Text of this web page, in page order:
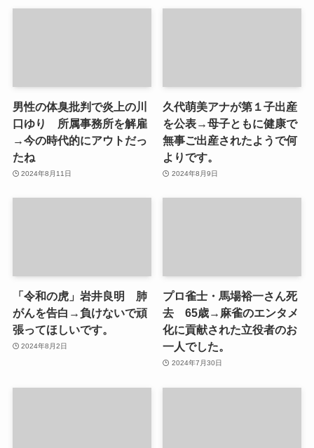
男性の体臭批判で炎上の川
口ゆり 所属事務所を解雇
→今の時代的にアウトだっ
たね
2024年8月11日
久代萌美アナが第１子出産
を公表→母子ともに健康で
無事ご出産されたようで何
よりです。
2024年8月9日
「令和の虎」岩井良明 肺
がんを告白→負けないで頑
張ってほしいです。
2024年8月2日
プロ雀士・馬場裕一さん死
去 65歳→麻雀のエンタメ
化に貢献された立役者のお
一人でした。
2024年7月30日